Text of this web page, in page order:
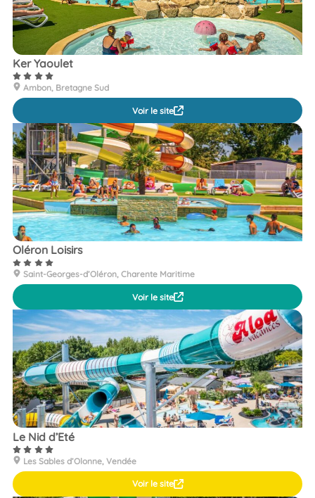
Ker Yaoulet
Ambon, Bretagne Sud
Voir le site
Oléron Loisirs
Saint-Georges-d’Oléron, Charente Maritime
Voir le site
Le Nid d’Eté
Les Sables d’Olonne, Vendée
Voir le site